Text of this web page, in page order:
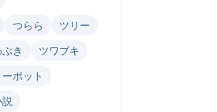
つらら
ツリー
き
ツワブキ
ポット
説